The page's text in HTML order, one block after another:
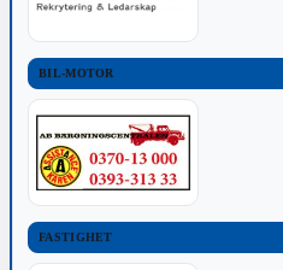
BIL-MOTOR
FASTIGHET